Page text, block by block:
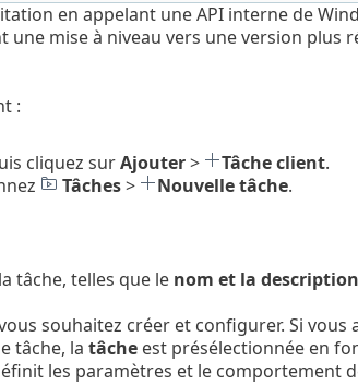
en appelant une API interne de
mise à niveau vers une version plus
:
cliquez surAjouter> Tâche client.
Tâches> Nouvelle tâche.
tâche, telles que le nom et la
souhaitez créer et configurer. Si vous
tâche, la tâcheest présélectionnée en
les paramètres et le comportement